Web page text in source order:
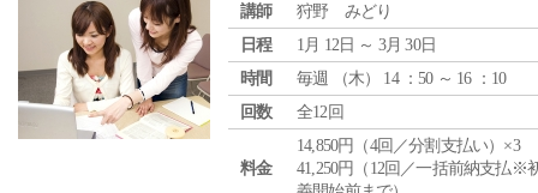
講師
狩野 みどり
日程
1月 12日 ～ 3月 30日
時間
毎週 （木） 14 ：50 ～ 16 ：10
回数
全12回
料金
14,850円（4回／分割支払い）×3
41,250円（12回／一括前納支払※